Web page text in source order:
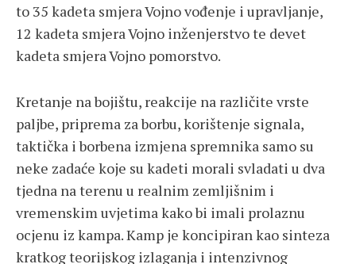
to 35 kadeta smjera Vojno vođenje i upravljanje,
12 kadeta smjera Vojno inženjerstvo te devet
kadeta smjera Vojno pomorstvo.
Kretanje na bojištu, reakcije na različite vrste
paljbe, priprema za borbu, korištenje signala,
taktička i borbena izmjena spremnika samo su
neke zadaće koje su kadeti morali svladati u dva
tjedna na terenu u realnim zemljišnim i
vremenskim uvjetima kako bi imali prolaznu
ocjenu iz kampa. Kamp je koncipiran kao sinteza
kratkog teorijskog izlaganja i intenzivnog